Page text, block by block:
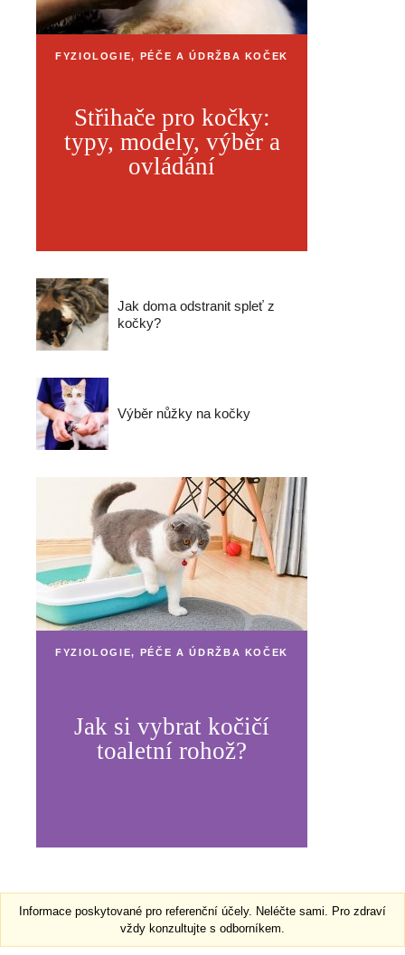
FYZIOLOGIE, PÉČE A ÚDRŽBA KOČEK
Střihače pro kočky:
typy, modely, výběr a
ovládání
Jak doma odstranit spleť z
kočky?
Výběr nůžky na kočky
FYZIOLOGIE, PÉČE A ÚDRŽBA KOČEK
Jak si vybrat kočičí
toaletní rohož?
Informace poskytované pro referenční účely. Neléčte sami. Pro zdraví
vždy konzultujte s odborníkem.